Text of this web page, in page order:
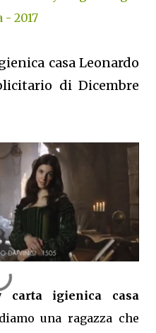
- 2017
casa Leonardo
di Dicembre
carta igienica casa
una ragazza che